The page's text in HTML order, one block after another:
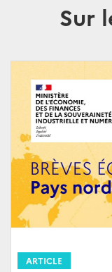
Sur
ARTICLE